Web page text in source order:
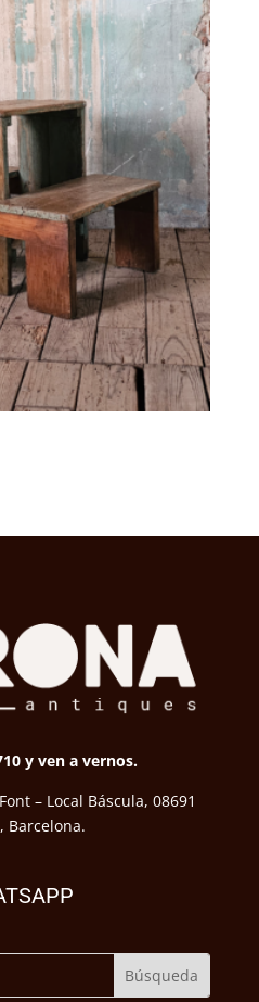
y ven a vernos.
– Local Báscula, 08691
Barcelona.